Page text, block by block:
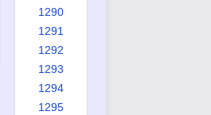
1290
1291
1292
1293
1294
1295